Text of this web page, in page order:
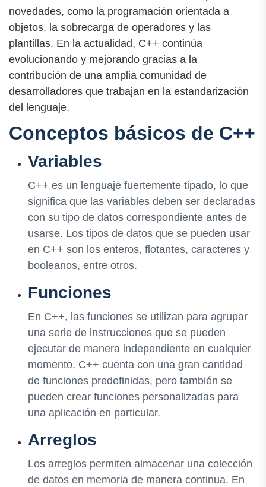
novedades, como la programación orientada a
objetos, la sobrecarga de operadores y las
plantillas. En la actualidad, C++ continúa
evolucionando y mejorando gracias a la
contribución de una amplia comunidad de
desarrolladores que trabajan en la estandarización
del lenguaje.
Conceptos básicos de C++
Variables
C++ es un lenguaje fuertemente tipado, lo que
significa que las variables deben ser declaradas
con su tipo de datos correspondiente antes de
usarse. Los tipos de datos que se pueden usar
en C++ son los enteros, flotantes, caracteres y
booleanos, entre otros.
Funciones
En C++, las funciones se utilizan para agrupar
una serie de instrucciones que se pueden
ejecutar de manera independiente en cualquier
momento. C++ cuenta con una gran cantidad
de funciones predefinidas, pero también se
pueden crear funciones personalizadas para
una aplicación en particular.
Arreglos
Los arreglos permiten almacenar una colección
de datos en memoria de manera continua. En